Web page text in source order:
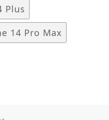
Plus
14 Pro Max